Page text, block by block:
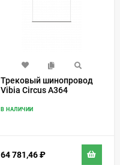
Трековый шинопровод
Vibia Circus A364
В НАЛИЧИИ
64 781,46₽